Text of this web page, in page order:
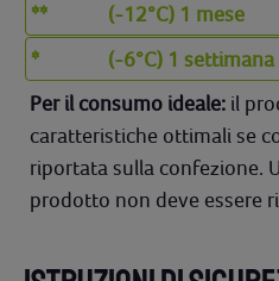
**
(-12°C) 1 mese
*
(-6°C) 1 settimana
Per il consumo ideale: il
caratteristiche ottimali se
riportata sulla confezione.
prodotto non deve essere